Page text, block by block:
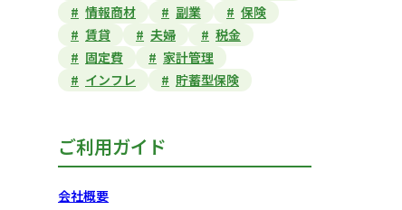
情報商材
副業
保険
賃貸
夫婦
税金
固定費
家計管理
インフレ
貯蓄型保険
ご利用ガイド
会社概要